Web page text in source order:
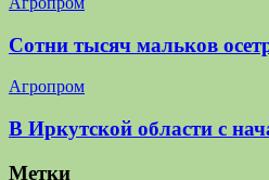
Сотни тысяч мальков
Агропром
В Иркутской области с
Метки